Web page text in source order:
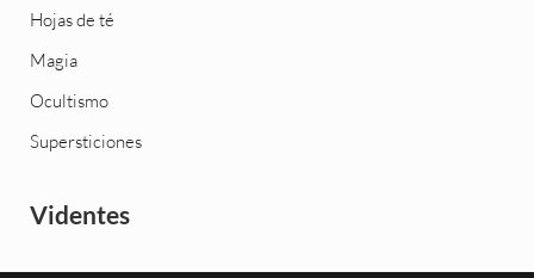
Hojas de té
Magia
Ocultismo
Supersticiones
Videntes